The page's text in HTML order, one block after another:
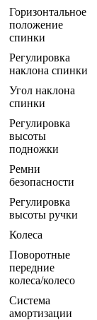
Горизонтальное
положение
спинки
Регулировка
наклона спинки
Угол наклона
спинки
Регулировка
высоты
подножки
Ремни
безопасности
Регулировка
высоты ручки
Колеса
Поворотные
передние
колеса/колесо
Система
амортизации